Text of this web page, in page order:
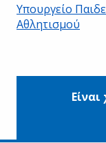
Υπουργείο
Αθλητισμού